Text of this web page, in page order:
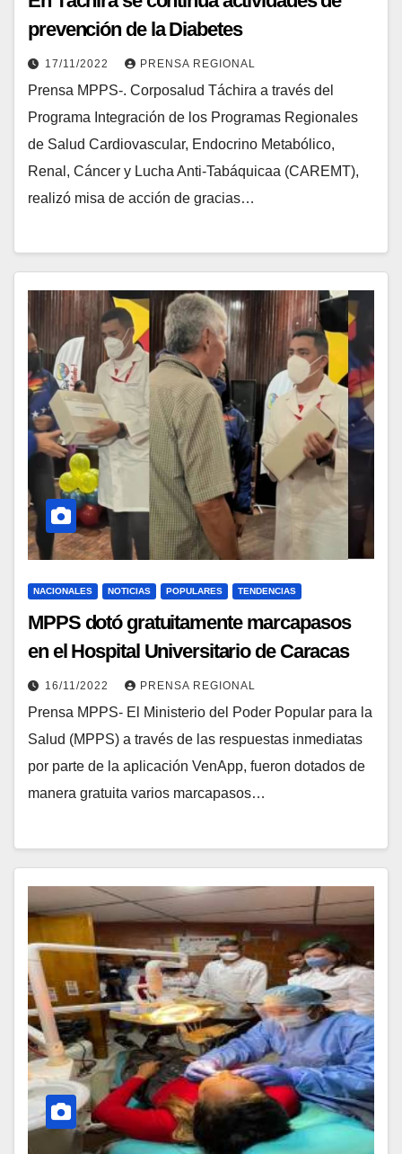
prevención de la Diabetes
17/11/2022 PRENSA REGIONAL
Prensa MPPS-. Corposalud Táchira a través del
Programa Integración de los Programas Regionales
de Salud Cardiovascular, Endocrino Metabólico,
Renal, Cáncer y Lucha Anti-Tabáquicaa (CAREMT),
realizó misa de acción de gracias…
NACIONALES NOTICIAS POPULARES TENDENCIAS
MPPS dotó gratuitamente marcapasos
en el Hospital Universitario de Caracas
16/11/2022 PRENSA REGIONAL
Prensa MPPS- El Ministerio del Poder Popular para la
Salud (MPPS) a través de las respuestas inmediatas
por parte de la aplicación VenApp, fueron dotados de
manera gratuita varios marcapasos…